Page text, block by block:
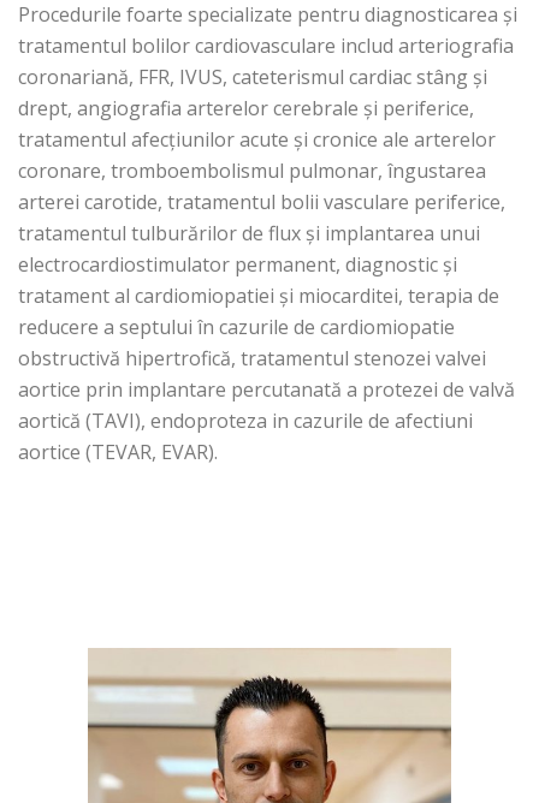
Procedurile foarte specializate pentru diagnosticarea și
tratamentul bolilor cardiovasculare includ arteriografia
coronariană, FFR, IVUS, cateterismul cardiac stâng și
drept, angiografia arterelor cerebrale și periferice,
tratamentul afecțiunilor acute și cronice ale arterelor
coronare, tromboembolismul pulmonar, îngustarea
arterei carotide, tratamentul bolii vasculare periferice,
tratamentul tulburărilor de flux și implantarea unui
electrocardiostimulator permanent, diagnostic și
tratament al cardiomiopatiei și miocarditei, terapia de
reducere a septului în cazurile de cardiomiopatie
obstructivă hipertrofică, tratamentul stenozei valvei
aortice prin implantare percutanată a protezei de valvă
aortică (TAVI), endoproteza in cazurile de afectiuni
aortice (TEVAR, EVAR).